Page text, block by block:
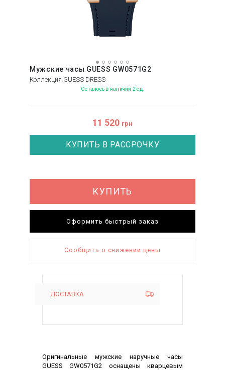
Мужские часы GUESS GW0571G2
Коллекция GUESS DRESS
Осталось в наличии 2 ед.
11 520 грн
КУПИТЬ В РАССРОЧКУ
КУПИТЬ
Оформить быстрый заказ
Сообщить о снижении цены
ДОСТАВКА
Описание
Оригинальные мужские наручные часы
GUESS GW0571G2 оснащены кварцевым